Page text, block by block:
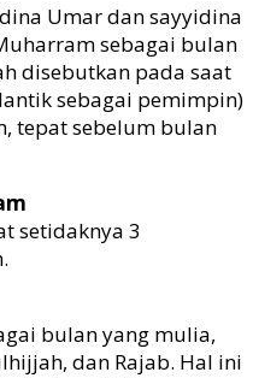
Umar dan sayyidina
sebagai bulan
disebutkan pada saat
sebagai pemimpin)
tepat sebelum bulan
setidaknya 3
bulan yang mulia,
dan Rajab. Hal ini